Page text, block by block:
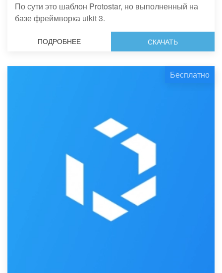
По сути это шаблон Protostar, но выполненный на
базе фреймворка uikit 3.
ПОДРОБНЕЕ СКАЧАТЬ
Бесплатно